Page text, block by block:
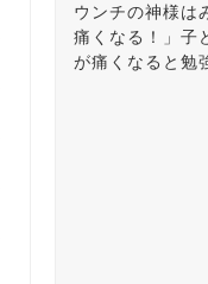
ウンチの神様は
痛くなる！」子
が痛くなると勉